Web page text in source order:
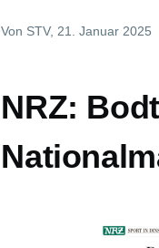
Von STV, 21. Januar 2025
NRZ: